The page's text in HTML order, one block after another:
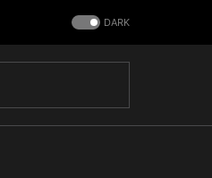
DARK